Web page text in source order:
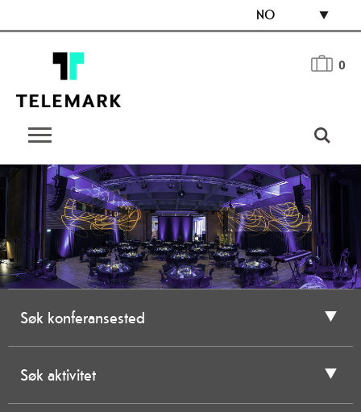
NO
0
Søk konferansested
Søk aktivitet